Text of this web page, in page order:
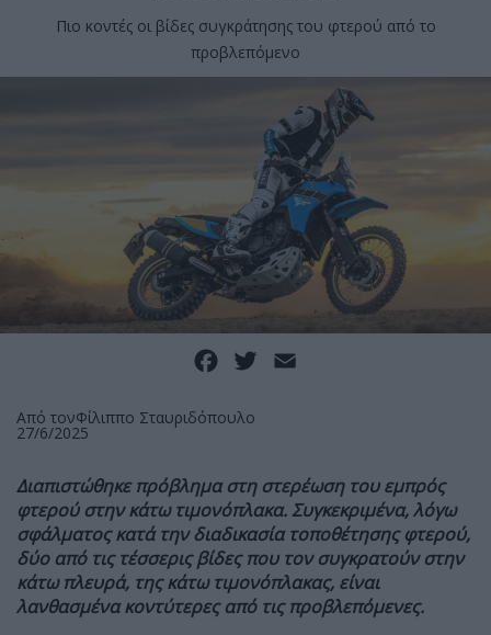
Πιο κοντές οι βίδες συγκράτησης του φτερού από το
προβλεπόμενο
Facebook
Twitter
Από τονΦίλιππο Σταυριδόπουλο
27/6/2025
Διαπιστώθηκε πρόβλημα στη στερέωση του εμπρός
φτερού στην κάτω τιμονόπλακα. Συγκεκριμένα, λόγω
σφάλματος κατά την διαδικασία τοποθέτησης φτερού,
δύο από τις τέσσερις βίδες που τον συγκρατούν στην
κάτω πλευρά, της κάτω τιμονόπλακας, είναι
λανθασμένα κοντύτερες από τις προβλεπόμενες.